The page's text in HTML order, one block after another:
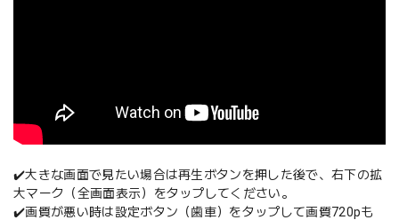
✔️大きな画面で見たい場合は再生ボタンを押した後で、右下の拡
大マーク（全画面表示）をタップしてください。
✔️画質が悪い時は設定ボタン（歯車）をタップして画質720pも